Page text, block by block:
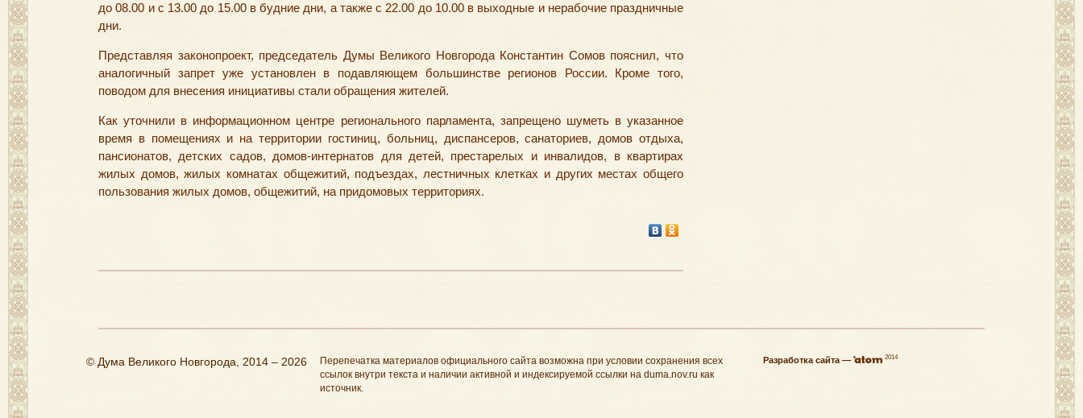
до 08.00 и с 13.00 до 15.00 в будние дни, а также с 22.00 до 10.00 в выходные и нерабочие праздничные
дни.
Представляя законопроект, председатель Думы Великого Новгорода Константин Сомов пояснил, что
аналогичный запрет уже установлен в подавляющем большинстве регионов России. Кроме того,
поводом для внесения инициативы стали обращения жителей.
Как уточнили в информационном центре регионального парламента, запрещено шуметь в указанное
время в помещениях и на территории гостиниц, больниц, диспансеров, санаториев, домов отдыха,
пансионатов, детских садов, домов-интернатов для детей, престарелых и инвалидов, в квартирах
жилых домов, жилых комнатах общежитий, подъездах, лестничных клетках и других местах общего
пользования жилых домов, общежитий, на придомовых территориях.
© Дума Великого Новгорода, 2014 – 2026
Перепечатка материалов официального сайта возможна при условии сохранения всех
ссылок внутри текста и наличии активной и индексируемой ссылки на duma.nov.ru как
источник.
Разработка сайта — 2014